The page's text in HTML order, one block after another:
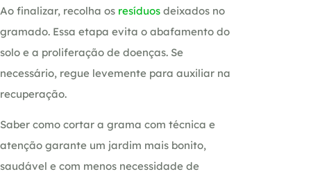
Ao finalizar, recolha os resíduos deixados no
gramado. Essa etapa evita o abafamento do
solo e a proliferação de doenças. Se
necessário, regue levemente para auxiliar na
recuperação.
Saber como cortar a grama com técnica e
atenção garante um jardim mais bonito,
saudável e com menos necessidade de